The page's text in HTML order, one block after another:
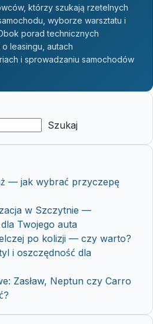
którzy szukają rzetelnych
wyborze warsztatu i
porad technicznych
leasingu, autach
i sprowadzaniu samochodów
Szukaj
— jak wybrać przyczepę
w Szczytnie —
Twojego auta
po kolizji — czy warto?
i oszczędność dla
Zasław, Neptun czy Carro